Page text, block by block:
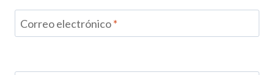
Correo electrónico*